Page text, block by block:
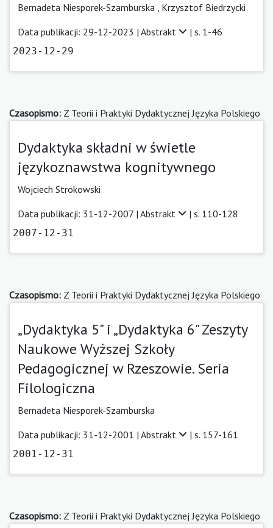
Bernadeta Niesporek-Szamburska
Krzysztof Biedrzycki
Data publikacji: 29-12-2023 | Abstrakt | s. 1-46
2023-12-29
Czasopismo: Z Teorii i Praktyki Dydaktycznej Języka Polskiego
Dydaktyka składni w świetle
językoznawstwa kognitywnego
Wojciech Strokowski
Data publikacji: 31-12-2007 | Abstrakt | s. 110-128
2007-12-31
Czasopismo: Z Teorii i Praktyki Dydaktycznej Języka Polskiego
„Dydaktyka 5" i „Dydaktyka 6" Zeszyty
Naukowe Wyższej Szkoły
Pedagogicznej w Rzeszowie. Seria
Filologiczna
Bernadeta Niesporek-Szamburska
Data publikacji: 31-12-2001 | Abstrakt | s. 157-161
2001-12-31
Czasopismo: Z Teorii i Praktyki Dydaktycznej Języka Polskiego